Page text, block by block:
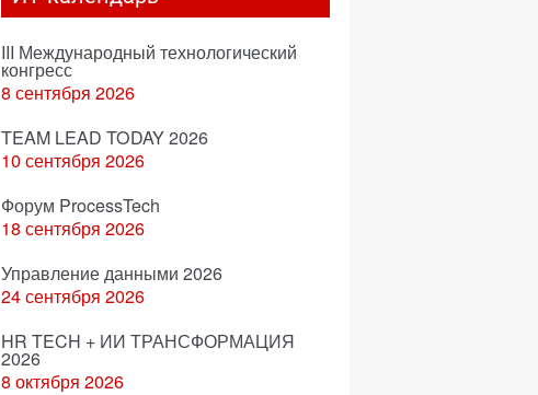
III Международный технологический
конгресс
8 сентября 2026
TEAM LEAD TODAY 2026
10 сентября 2026
Форум ProcessTech
18 сентября 2026
Управление данными 2026
24 сентября 2026
HR TECH + ИИ ТРАНСФОРМАЦИЯ
2026
8 октября 2026